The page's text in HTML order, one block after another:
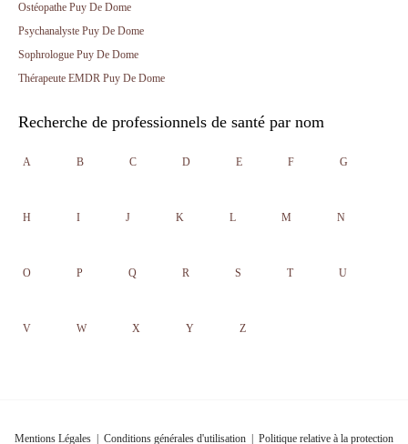
Ostéopathe Puy De Dome
Psychanalyste Puy De Dome
Sophrologue Puy De Dome
Thérapeute EMDR Puy De Dome
Recherche de professionnels de santé par nom
A B C D E F G
H I J K L M N
O P Q R S T U
V W X Y Z
Mentions Légales Conditions générales d'utilisation Politique relative à la protection